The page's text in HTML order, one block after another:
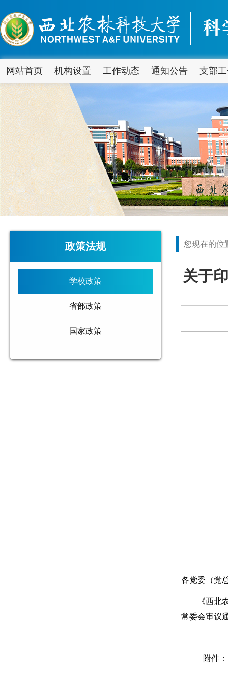
网站首页 机构设置 工作动态 通知公告 支部
政策法规
学校政策
省部政策
国家政策
您现在的位
关于
各党委（党
《西北
常委会审议
附件：